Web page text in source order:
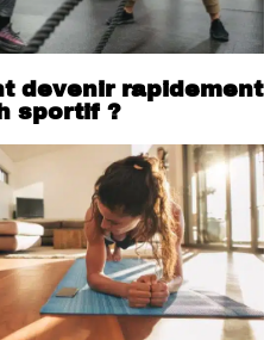
devenir rapidement
sportif ?